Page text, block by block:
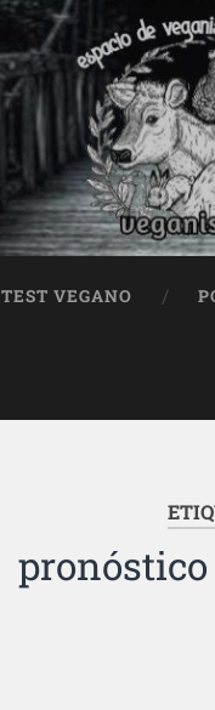
TEST VEGANO